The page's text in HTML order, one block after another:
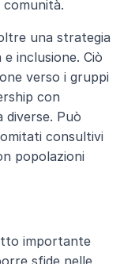
una strategia
inclusione. Ciò
verso i gruppi
con
diverse. Può
consultivi
popolazioni
importante
sfide nelle